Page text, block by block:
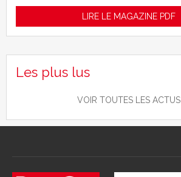
LIRE LE MAGAZINE PDF
Les plus lus
VOIR TOUTES LES ACTUS